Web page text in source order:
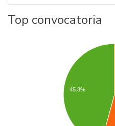
Top convocatoria
45.8%